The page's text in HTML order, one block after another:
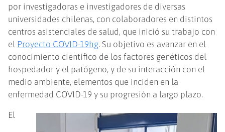
por investigadoras e investigadores de diversas
universidades chilenas, con colaboradores en distintos
centros asistenciales de salud, que inició su trabajo con
el Proyecto COVID-19hg. Su objetivo es avanzar en el
conocimiento científico de los factores genéticos del
hospedador y el patógeno, y de su interacción con el
medio ambiente, elementos que inciden en la
enfermedad COVID-19 y su progresión a largo plazo.
El